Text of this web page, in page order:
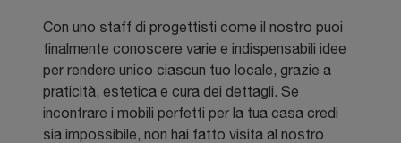
Con uno staff di progettisti come il nostro puoi
finalmente conoscere varie e indispensabili idee
per rendere unico ciascun tuo locale, grazie a
praticità, estetica e cura dei dettagli. Se
incontrare i mobili perfetti per la tua casa credi
sia impossibile, non hai fatto visita al nostro